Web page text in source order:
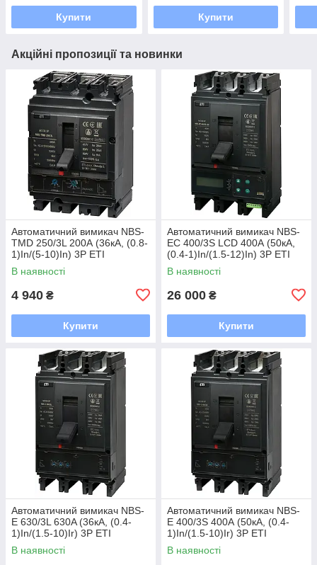
Купити Купити
Акційні пропозиції та новинки
Автоматичний вимикач NBS-
TMD 250/3L 200А (36кА, (0.8-
1)In/(5-10)In) 3P ETI
В наявності
4 940 ₴
Купити
Автоматичний вимикач NBS-
EC 400/3S LCD 400А (50кА,
(0.4-1)In/(1.5-12)In) 3P ETI
В наявності
26 000 ₴
Купити
Автоматичний вимикач NBS-
E 630/3L 630A (36кА, (0.4-
1)In/(1.5-10)Ir) 3P ETI
В наявності
Автоматичний вимикач NBS-
E 400/3S 400А (50кА, (0.4-
1)In/(1.5-10)Ir) 3P ETI
В наявності